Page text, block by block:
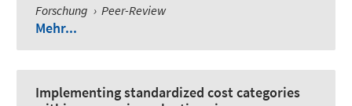
Forschung › Peer-Review
Mehr...
Implementing standardized cost categories